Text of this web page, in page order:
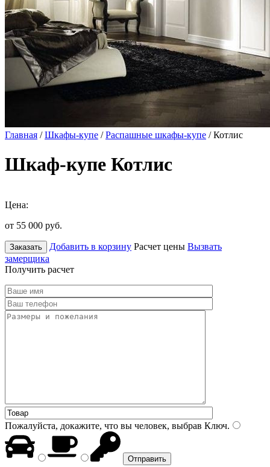
Главная /Шкафы-купе /Распашные шкафы-купе / Котлис
Шкаф-купе Котлис
Цена:
от 55 000 руб.
Заказать Добавить в корзину Расчет цены Вызвать
замерщика
Получить расчет
Пожалуйста, докажите, что вы человек, выбрав Ключ.